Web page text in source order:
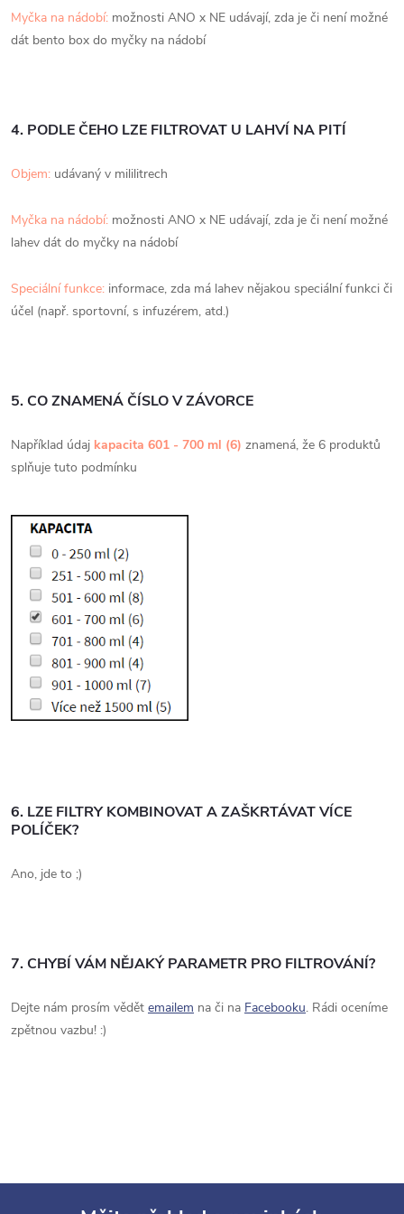
Myčka na nádobí: možnosti ANO x NE udávají, zda je či není možné
dát bento box do myčky na nádobí
4. PODLE ČEHO LZE FILTROVAT U LAHVÍ NA PITÍ
Objem: udávaný v mililitrech
Myčka na nádobí: možnosti ANO x NE udávají, zda je či není možné
lahev dát do myčky na nádobí
Speciální funkce: informace, zda má lahev nějakou speciální funkci či
účel (např. sportovní, s infuzérem, atd.)
5. CO ZNAMENÁ ČÍSLO V ZÁVORCE
Například údaj kapacita 601 - 700 ml (6) znamená, že 6 produktů
splňuje tuto podmínku
6. LZE FILTRY KOMBINOVAT A ZAŠKRTÁVAT VÍCE
POLÍČEK?
Ano, jde to ;)
7. CHYBÍ VÁM NĚJAKÝ PARAMETR PRO FILTROVÁNÍ?
Dejte nám prosím vědět emailem na či na Facebooku. Rádi oceníme
zpětnou vazbu! :)